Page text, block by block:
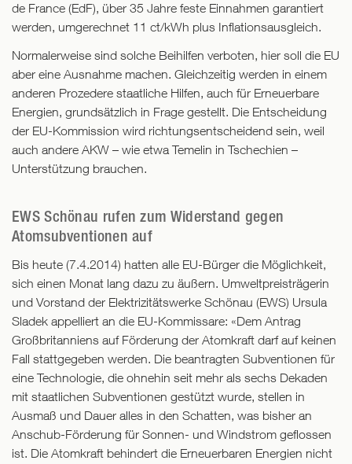
de France (EdF), über 35 Jahre feste Einnahmen garantiert
werden, umgerechnet 11 ct/kWh plus Inflationsausgleich.
Normalerweise sind solche Beihilfen verboten, hier soll die EU
aber eine Ausnahme machen. Gleichzeitig werden in einem
anderen Prozedere staatliche Hilfen, auch für Erneuerbare
Energien, grundsätzlich in Frage gestellt. Die Entscheidung
der EU-Kommission wird richtungsentscheidend sein, weil
auch andere AKW – wie etwa Temelin in Tschechien –
Unterstützung brauchen.
EWS Schönau rufen zum Widerstand gegen
Atomsubventionen auf
Bis heute (7.4.2014) hatten alle EU-Bürger die Möglichkeit,
sich einen Monat lang dazu zu äußern. Umweltpreisträgerin
und Vorstand der Elektrizitätswerke Schönau (EWS) Ursula
Sladek appelliert an die EU-Kommissare: «Dem Antrag
Großbritanniens auf Förderung der Atomkraft darf auf keinen
Fall stattgegeben werden. Die beantragten Subventionen für
eine Technologie, die ohnehin seit mehr als sechs Dekaden
mit staatlichen Subventionen gestützt wurde, stellen in
Ausmaß und Dauer alles in den Schatten, was bisher an
Anschub-Förderung für Sonnen- und Windstrom geflossen
ist. Die Atomkraft behindert die Erneuerbaren Energien nicht